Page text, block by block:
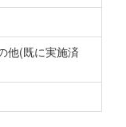
他(既に実施済